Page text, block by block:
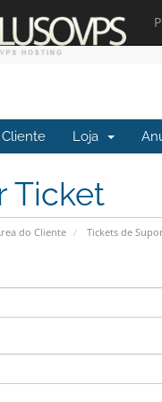
Loja
Ticket
do Cliente Tickets de